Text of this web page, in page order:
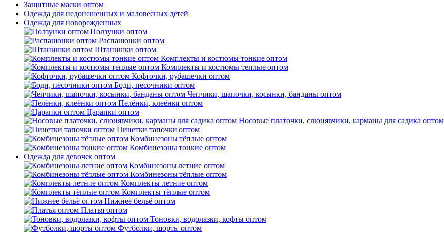
Защитные маски оптом
Одежда для недоношенных и маловесных детей
Одежда для новорожденных
Ползунки оптом
Распашонки оптом
Штанишки оптом
Комплекты и костюмы тонкие оптом
Комплекты и костюмы теплые оптом
Кофточки, рубашечки оптом
Боди, песочники оптом
Чепчики, шапочки, косынки, банданы оптом
Пелёнки, клеёнки оптом
Царапки оптом
Носовые платочки, слюнявчики, карманы для садика оптом
Пинетки тапочки оптом
Комбинезоны тёплые оптом
Комбинезоны тонкие оптом
Одежда для девочек оптом
Комбинезоны летние оптом
Комбинезоны тёплые оптом
Комплекты летние оптом
Комплекты тёплые оптом
Нижнее бельё оптом
Платья оптом
Тоновки, водолазки, кофты оптом
Футболки, шорты оптом